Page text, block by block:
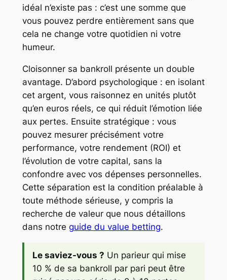
idéal n’existe pas : c’est une somme que
vous pouvez perdre entièrement sans que
cela ne change votre quotidien ni votre
humeur.
Cloisonner sa bankroll présente un double
avantage. D’abord psychologique : en isolant
cet argent, vous raisonnez en unités plutôt
qu’en euros réels, ce qui réduit l’émotion liée
aux pertes. Ensuite stratégique : vous
pouvez mesurer précisément votre
performance, votre rendement (ROI) et
l’évolution de votre capital, sans la
confondre avec vos dépenses personnelles.
Cette séparation est la condition préalable à
toute méthode sérieuse, y compris la
recherche de valeur que nous détaillons
dans notre guide du value betting.
Le saviez-vous ? Un parieur qui mise
10 % de sa bankroll par pari peut être